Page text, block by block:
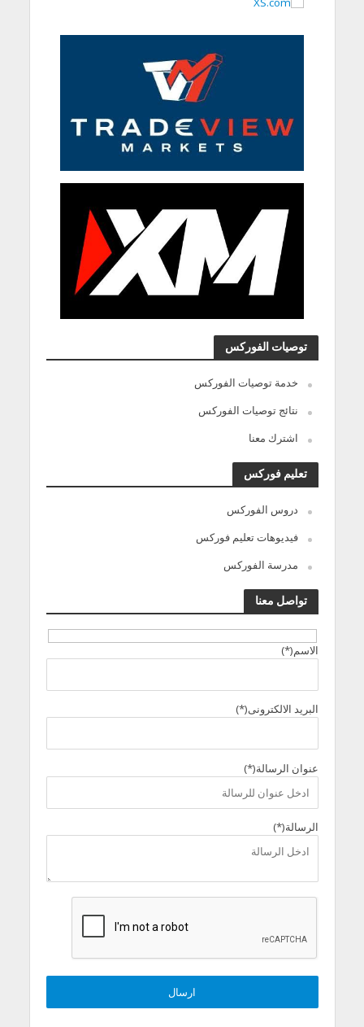
توصيات الفوركس
خدمة توصيات الفوركس
نتائج توصيات الفوركس
اشترك معنا
تعليم فوركس
دروس الفوركس
فيديوهات تعليم فوركس
مدرسة الفوركس
تواصل معنا
الاسم(*)
البريد الالكترونى(*)
عنوان الرسالة(*)
الرسالة(*)